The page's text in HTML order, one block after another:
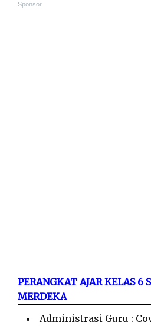
Sponsor
PERANGKAT AJAR KELAS
MERDEKA
Administrasi Guru :